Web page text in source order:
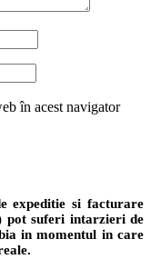
în acest navigator
expeditie si facturare
pot suferi intarzieri de
in momentul in care